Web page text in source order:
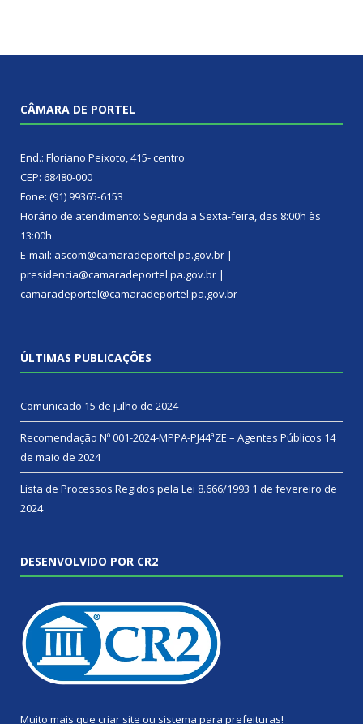
CÂMARA DE PORTEL
End.: Floriano Peixoto, 415- centro
CEP: 68480-000
Fone: (91) 99365-6153
Horário de atendimento: Segunda a Sexta-feira, das 8:00h às
13:00h
E-mail: ascom@camaradeportel.pa.gov.br |
presidencia@camaradeportel.pa.gov.br |
camaradeportel@camaradeportel.pa.gov.br
ÚLTIMAS PUBLICAÇÕES
Comunicado 15 de julho de 2024
Recomendação Nº 001-2024-MPPA-PJ44ªZE – Agentes Públicos 14
de maio de 2024
Lista de Processos Regidos pela Lei 8.666/1993 1 de fevereiro de
2024
DESENVOLVIDO POR CR2
Muito mais que criar site ou sistema para prefeituras!